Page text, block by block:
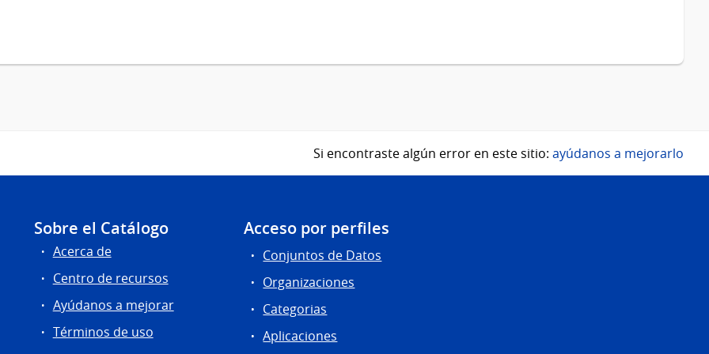
Si encontraste algún error en este sitio: ayúdanos a mejorarlo
Sobre el Catálogo
Acerca de
Centro de recursos
Ayúdanos a mejorar
Términos de uso
Acceso por perfiles
Conjuntos de Datos
Organizaciones
Categorias
Aplicaciones